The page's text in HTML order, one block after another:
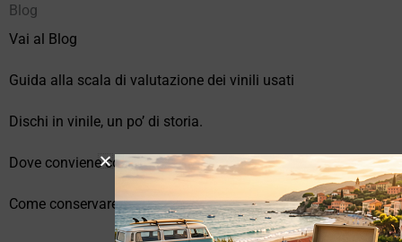
Blog
Vai al Blog
Guida alla scala di valutazione dei vinili usati
Dischi in vinile, un po’ di storia.
Dove conviene comprare vinili online?
Come conservare correttamente i vinili usati